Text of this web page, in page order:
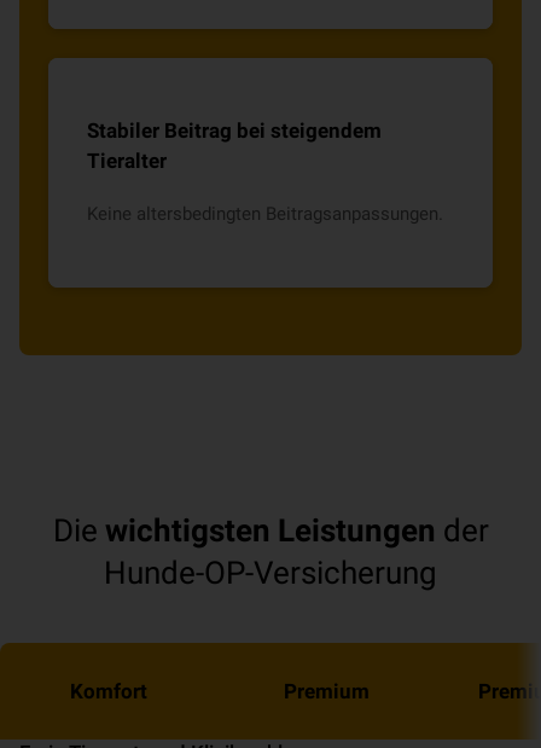
Stabiler Beitrag bei steigendem
Tieralter
Keine altersbedingten Beitragsanpassungen.
Die wichtigsten Leistungen der
Hunde-OP-Versicherung
Komfort Premium